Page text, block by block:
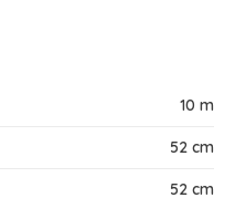
10 m
52 cm
52 cm